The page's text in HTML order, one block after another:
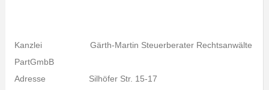
Kanzlei Gärth-Martin Steuerberater Rechtsanwälte
PartGmbB
Adresse Silhöfer Str. 15-17